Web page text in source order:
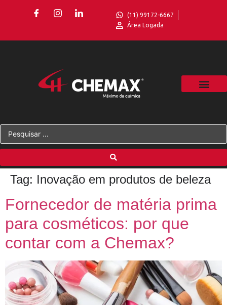
(11) 99172-6667
Área Logada
Tag: Inovação em produtos de beleza
Fornecedor de matéria prima
para cosméticos: por que
contar com a Chemax?